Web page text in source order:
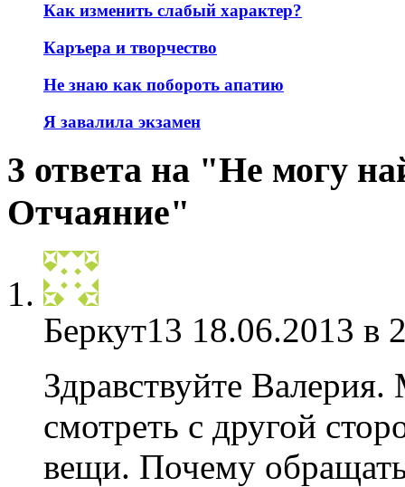
Как изменить слабый характер?
Каръера и творчество
Не знаю как побороть апатию
Я завалила экзамен
3 ответа на "Не могу
Отчаяние"
Беркут13 18.06.2013 в
Здравствуйте
смотреть с другой
вещи. Почему